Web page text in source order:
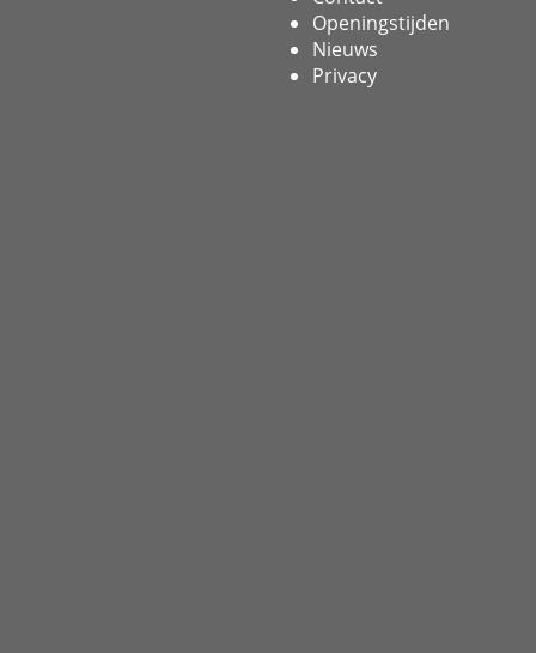
Openingstijden
Nieuws
Privacy